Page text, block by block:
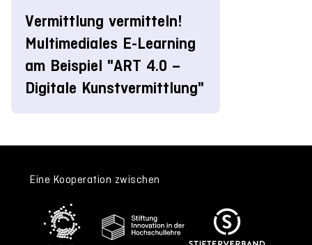
Vermittlung vermitteln!
Multimediales E-Learning
am Beispiel "ART 4.0 –
Digitale Kunstvermittlung"
Eine Kooperation zwischen